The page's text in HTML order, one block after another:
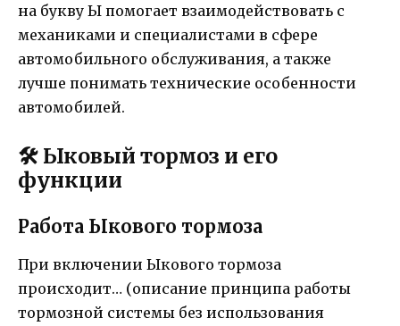
на букву Ы помогает взаимодействовать с
механиками и специалистами в сфере
автомобильного обслуживания, а также
лучше понимать технические особенности
автомобилей.
🛠️ Ыковый тормоз и его
функции
Работа Ыкового тормоза
При включении Ыкового тормоза
происходит… (описание принципа работы
тормозной системы без использования